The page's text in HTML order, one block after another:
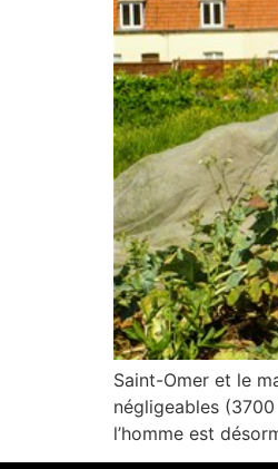
Saint-Omer et le
négligeables
l’homme est